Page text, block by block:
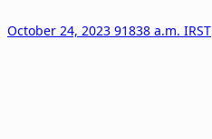
October 24, 2023 91838 a.m. IRST